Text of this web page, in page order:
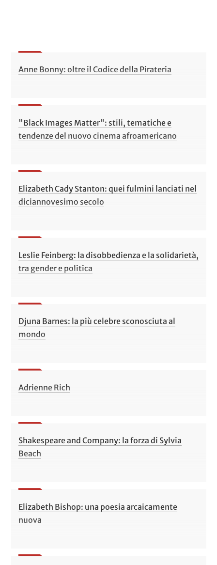
Anne Bonny: oltre il Codice della Pirateria
"Black Images Matter": stili, tematiche e
tendenze del nuovo cinema afroamericano
Elizabeth Cady Stanton: quei fulmini lanciati nel
diciannovesimo secolo
Leslie Feinberg: la disobbedienza e la solidarietà,
tra gender e politica
Djuna Barnes: la più celebre sconosciuta al
mondo
Adrienne Rich
Shakespeare and Company: la forza di Sylvia
Beach
Elizabeth Bishop: una poesia arcaicamente
nuova